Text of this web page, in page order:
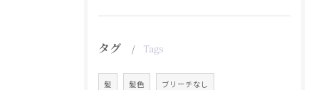
タグ Tags
髪 髪色 ブリーチなし